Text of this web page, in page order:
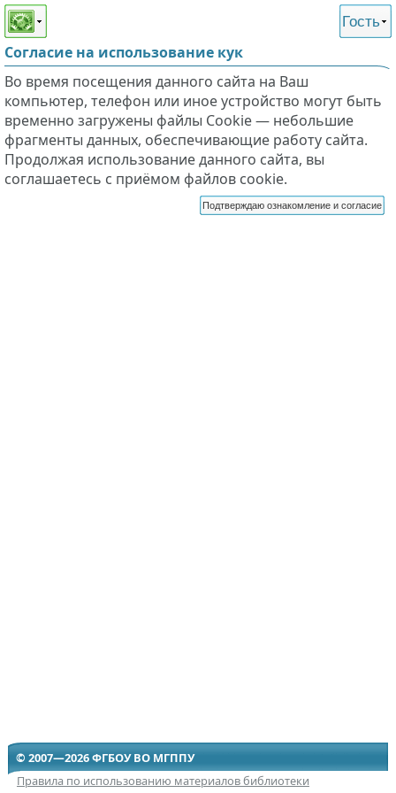
Этот сайт поддерживает
слабовидящих
Гость
Согласие на использование кук
Во время посещения данного сайта на Ваш
компьютер, телефон или иное устройство могут быть
временно загружены файлы Cookie — небольшие
фрагменты данных, обеспечивающие работу сайта.
Продолжая использование данного сайта, вы
соглашаетесь с приёмом файлов cookie.
Подтверждаю ознакомление и согласие
© 2007—2026 ФГБОУ ВО МГППУ
Правила по использованию материалов библиотеки